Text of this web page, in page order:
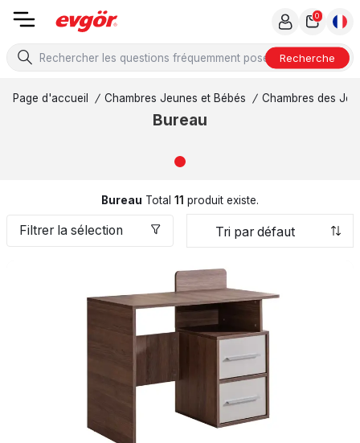
Recherche
0
Page d'accueil / Chambres Jeunes et Bébés / Chambres des
Bureau
Filtrer la sélection
Bureau Total 11 produit existe.